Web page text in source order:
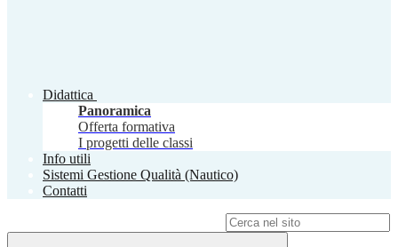
Didattica
Panoramica
Offerta formativa
I progetti delle classi
Info utili
Sistemi Gestione Qualità (Nautico)
Contatti